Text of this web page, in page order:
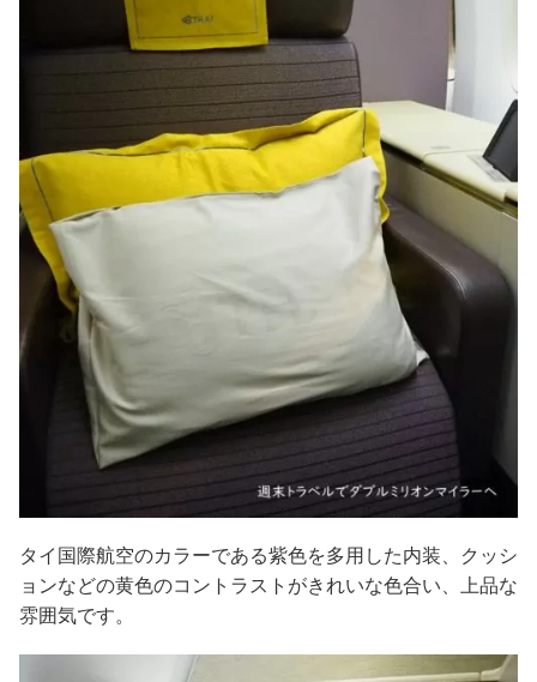
タイ国際航空のカラーである紫色を多用した内装、クッシ
ョンなどの黄色のコントラストがきれいな色合い、上品な
雰囲気です。